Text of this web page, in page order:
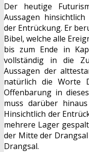
Der heutige
Aussagen
der Entrückung. Er
Bibel, welche alle
bis zum Ende in
vollständig in die
Aussagen der
natürlich die Worte
Offenbarung in
muss darüber
Hinsichtlich der
mehrere Lager
der Mitte der
Drangsal.